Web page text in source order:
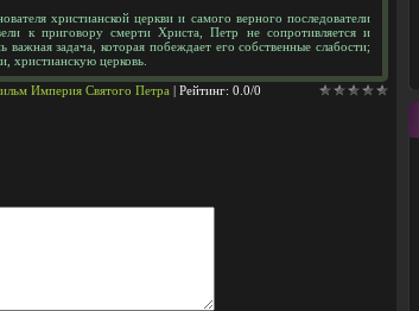
христианской церкви и самого верного последователи
к приговору смерти Христа, Петр не сопротивляется и
важная задача, которая побеждает его собственные слабости;
христианскую церковь.
Империя Святого Петра | Рейтинг: 0.0/0